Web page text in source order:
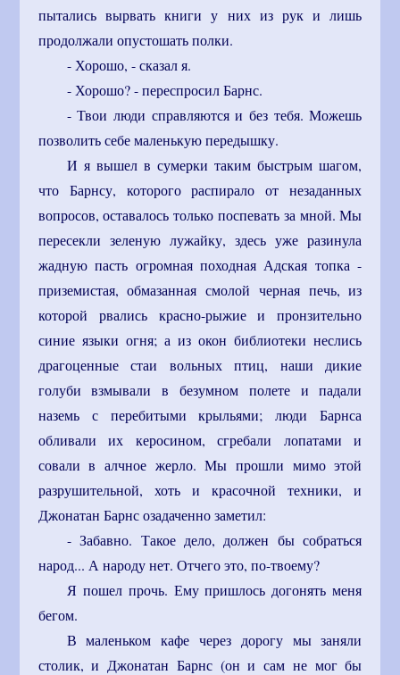
пытались вырвать книги у них из рук и лишь
продолжали опустошать полки.
- Хорошо, - сказал я.
- Хорошо? - переспросил Барнс.
- Твои люди справляются и без тебя. Можешь
позволить себе маленькую передышку.
И я вышел в сумерки таким быстрым шагом,
что Барнсу, которого распирало от незаданных
вопросов, оставалось только поспевать за мной. Мы
пересекли зеленую лужайку, здесь уже разинула
жадную пасть огромная походная Адская топка -
приземистая, обмазанная смолой черная печь, из
которой рвались красно-рыжие и пронзительно
синие языки огня; а из окон библиотеки неслись
драгоценные стаи вольных птиц, наши дикие
голуби взмывали в безумном полете и падали
наземь с перебитыми крыльями; люди Барнса
обливали их керосином, сгребали лопатами и
совали в алчное жерло. Мы прошли мимо этой
разрушительной, хоть и красочной техники, и
Джонатан Барнс озадаченно заметил:
- Забавно. Такое дело, должен бы собраться
народ... А народу нет. Отчего это, по-твоему?
Я пошел прочь. Ему пришлось догонять меня
бегом.
В маленьком кафе через дорогу мы заняли
столик, и Джонатан Барнс (он и сам не мог бы